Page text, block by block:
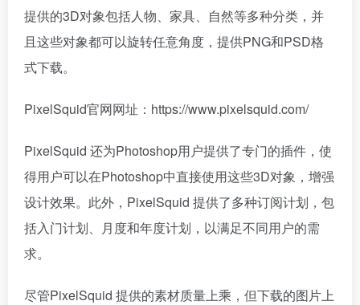
提供的3D对象包括人物、家具、自然等多种分类，并
且这些对象都可以旋转任意角度，提供PNG和PSD格
式下载。
PixelSquid官网网址：https://www.pixelsquid.com/
PixelSquid 还为Photoshop用户提供了专门的插件，使
得用户可以在Photoshop中直接使用这些3D对象，增强
设计效果。此外，PixelSquid 提供了多种订阅计划，包
括入门计划、月度和年度计划，以满足不同用户的需
求。
尽管PixelSquid 提供的素材质量上乘，但下载的图片上